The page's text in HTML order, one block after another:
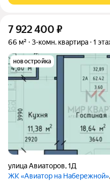
7 922 400 ₽
66 м² 3-комн. квартира 1
новостройка
улица Авиаторов,1Д
ЖК «Авиатор на Набережной»